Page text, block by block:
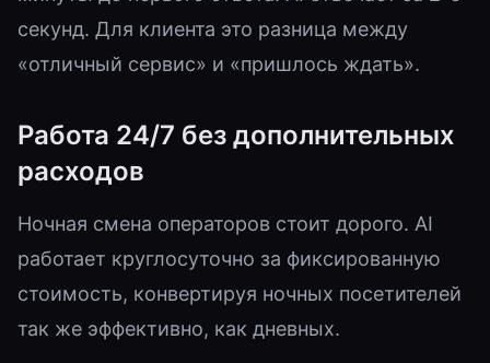
секунд. Для клиента это разница между
«отличный сервис» и «пришлось ждать».
Работа 24/7 без дополнительных
расходов
Ночная смена операторов стоит дорого. AI
работает круглосуточно за фиксированную
стоимость, конвертируя ночных посетителей
так же эффективно, как дневных.